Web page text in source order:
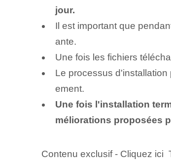
jour.
Il est important que
ante.
Une fois les fichiers
Le processus
ement.
Une fois l'installation
méliorations proposées
Contenu exclusif - Cliquez ici